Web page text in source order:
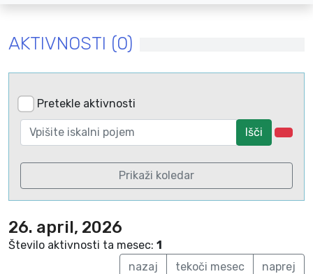
AKTIVNOSTI (0)
Pretekle aktivnosti
Išči
Prikaži koledar
26. april, 2026
Število aktivnosti ta mesec: 1
nazaj
tekoči mesec naprej